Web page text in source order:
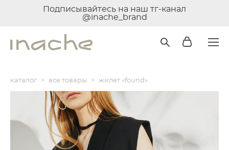
Подписывайтесь на наш тг-канал
@inache_brand
каталог > все товары > жилет «found»